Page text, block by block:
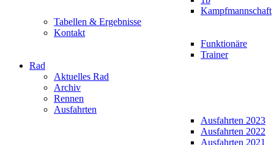
Kampfmannschaft
Tabellen & Ergebnisse
Kontakt
Funktionäre
Trainer
Rad
Aktuelles Rad
Archiv
Rennen
Ausfahrten
Ausfahrten 2023
Ausfahrten 2022
Ausfahrten 2021